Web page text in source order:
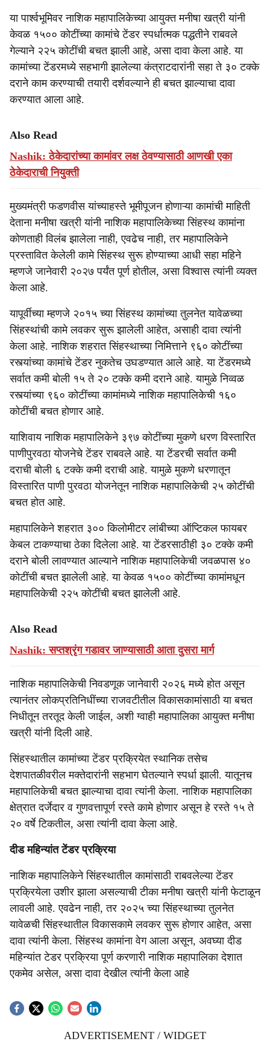
या पार्श्वभूमिवर नाशिक महापालिकेच्या आयुक्त मनीषा खत्री यांनी
केवळ १५०० कोटींच्या कामांचे टेंडर स्पर्धात्मक पद्धतीने राबवले
गेल्याने २२५ कोटींची बचत झाली आहे, असा दावा केला आहे. या
कामांच्या टेंडरमध्ये सहभागी झालेल्या कंत्राटदारांनी सहा ते ३० टक्के
दराने काम करण्याची तयारी दर्शवल्याने ही बचत झाल्याचा दावा
करण्यात आला आहे.
Also Read
Nashik: ठेकेदारांच्या कामांवर लक्ष ठेवण्यासाठी आणखी एका
ठेकेदाराची नियुक्ती
मुख्यमंत्री फडणवीस यांच्याहस्ते भूमीपूजन होणाऱ्या कामांची माहिती
देताना मनीषा खत्री यांनी नाशिक महापालिकेच्या सिंहस्थ कामांना
कोणताही विलंब झालेला नाही, एवढेच नाही, तर महापालिकेने
प्रस्तावित केलेली कामे सिंहस्थ सुरू होण्याच्या आधी सहा महिने
म्हणजे जानेवारी २०२७ पर्यंत पूर्ण होतील, असा विश्वास त्यांनी व्यक्त
केला आहे.
यापूर्वीच्या म्हणजे २०१५ च्या सिंहस्थ कामांच्या तुलनेत यावेळच्या
सिंहस्थांची कामे लवकर सुरू झालेली आहेत, असाही दावा त्यांनी
केला आहे. नाशिक शहरात सिंहस्थाच्या निमित्ताने ९६० कोटींच्या
रस्त्यांच्या कामांचे टेंडर नुकतेच उघडण्यात आले आहे. या टेंडरमध्ये
सर्वात कमी बोली १५ ते २० टक्के कमी दराने आहे. यामुळे निव्वळ
रस्त्यांच्या ९६० कोटींच्या कामांमध्ये नाशिक महापालिकेची १६०
कोटींची बचत होणार आहे.
याशिवाय नाशिक महापालिकेने ३९७ कोटींच्या मुकणे धरण विस्तारित
पाणीपुरवठा योजनेचे टेंडर राबवले आहे. या टेंडरची सर्वात कमी
दराची बोली ६ टक्के कमी दराची आहे. यामुळे मुकणे धरणातून
विस्तारित पाणी पुरवठा योजनेतून नाशिक महापालिकेची २५ कोटींची
बचत होत आहे.
महापालिकेने शहरात ३०० किलोमीटर लांबीच्या ऑप्टिकल फायबर
केबल टाकण्याचा ठेका दिलेला आहे. या टेंडरसाठीही ३० टक्के कमी
दराने बोली लावण्यात आल्याने नाशिक महापालिकेची जवळपास ४०
कोटींची बचत झालेली आहे. या केवळ १५०० कोटींच्या कामांमधून
महापालिकेची २२५ कोटींची बचत झालेली आहे.
Also Read
Nashik: सप्तश्रृंग गडावर जाण्यासाठी आता दुसरा मार्ग
नाशिक महापालिकेची निवडणूक जानेवारी २०२६ मध्ये होत असून
त्यानंतर लोकप्रतिनिधींच्या राजवटीतील विकासकामांसाठी या बचत
निधीतून तरतूद केली जाईल, अशी ग्वाही महापालिका आयुक्त मनीषा
खत्री यांनी दिली आहे.
सिंहस्थातील कामांच्या टेंडर प्रक्रियेत स्थानिक तसेच
देशपातळीवरील मक्तेदारांनी सहभाग घेतल्याने स्पर्धा झाली. यातूनच
महापालिकेची बचत झाल्याचा दावा त्यांनी केला. नाशिक महापालिका
क्षेत्रात दर्जेदार व गुणवत्तापूर्ण रस्ते कामे होणार असून हे रस्ते १५ ते
२० वर्षे टिकतील, असा त्यांनी दावा केला आहे.
दीड महिन्यांत टेंडर प्रक्रिया
नाशिक महापालिकेने सिंहस्थातील कामांसाठी राबवलेल्या टेंडर
प्रक्रियेला उशीर झाला असल्याची टीका मनीषा खत्री यांनी फेटाळून
लावली आहे. एवढेन नाही, तर २०२५ च्या सिंहस्थाच्या तुलनेत
यावेळची सिंहस्थातील विकासकामे लवकर सुरू होणार आहेत, असा
दावा त्यांनी केला. सिंहस्थ कामांना वेग आला असून, अवघ्या दीड
महिन्यांत टेडर प्रक्रिया पूर्ण करणारी नाशिक महापालिका देशात
एकमेव असेल, असा दावा देखील त्यांनी केला आहे
ADVERTISEMENT / WIDGET